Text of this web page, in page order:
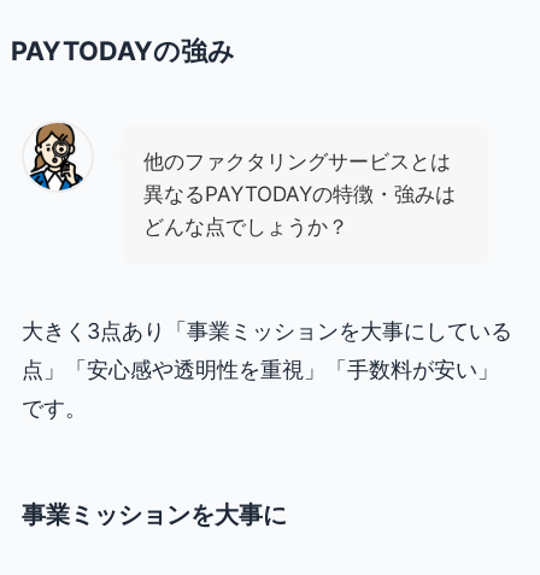
PAYTODAYの強み
他のファクタリングサービスとは
異なるPAYTODAYの特徴・強みは
どんな点でしょうか？
大きく3点あり「事業ミッションを大事にしている
点」「安心感や透明性を重視」「手数料が安い」
です。
事業ミッションを大事に